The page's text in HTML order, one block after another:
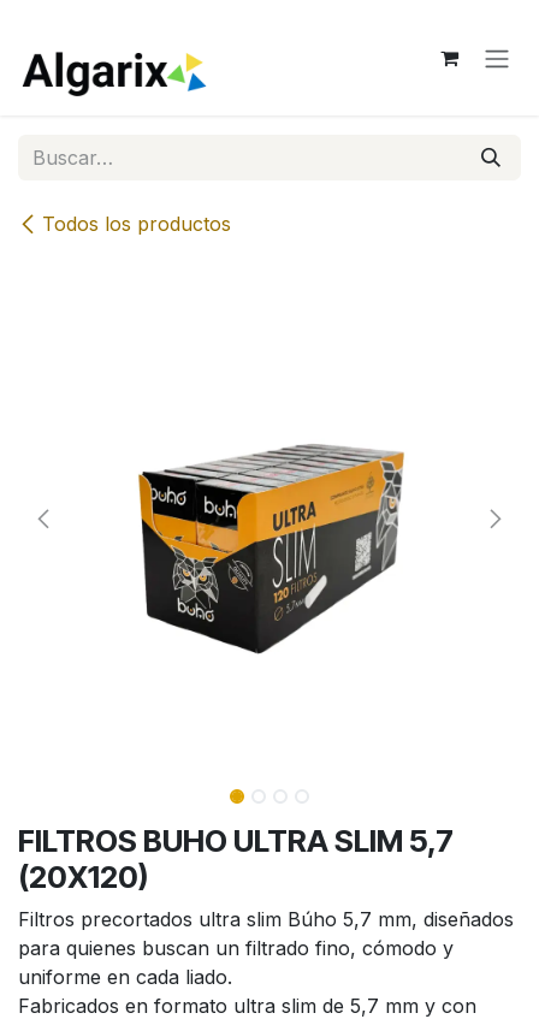
Todos los productos
FILTROS BUHO ULTRA SLIM 5,7
(20X120)
Filtros precortados ultra slim Búho 5,7 mm, diseñados
para quienes buscan un filtrado fino, cómodo y
uniforme en cada liado.
Fabricados en formato ultra slim de 5,7 mm y con